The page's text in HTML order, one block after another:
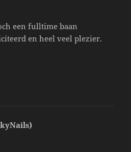
een fulltime baan
en heel veel plezier.